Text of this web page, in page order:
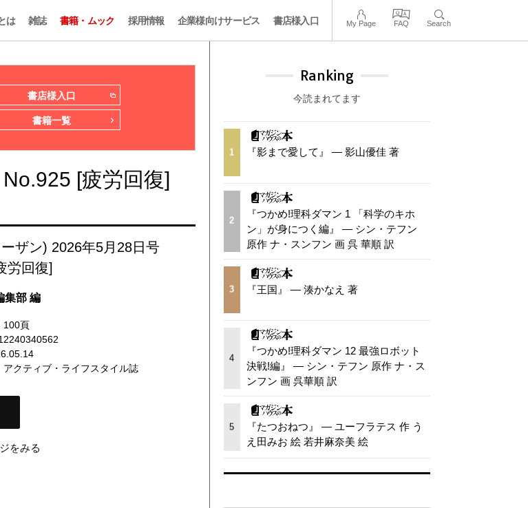
は 雑誌 書籍・ムック 採用情報 企業様向けサービス 書店様入口 My Page FAQ Search
書店様入口
書籍一覧
[疲労回復]
ザン) 2026年5月28日号
労回復]
部 編
100頁
アクティブ・ライフスタイル誌
をみる
Ranking
今読まれてます
1 『影まで愛して』 — 影山優佳 著
2
『つかめ!理科ダマン 1 「科学のキホ
ン」が身につく編』 — シン・テフン
原作 ナ・スンフン 画 呉 華順 訳
3 『王国』 — 湊かなえ 著
4
『つかめ!理科ダマン 12 最強ロボット
決戦!編』 — シン・テフン 原作 ナ・ス
ンフン 画 呉華順 訳
5
『たつおねつ』 — ユーフラテス 作 う
え田みお 絵 若井麻奈美 絵